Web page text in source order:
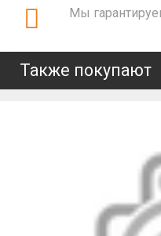
Мы
Также покупают